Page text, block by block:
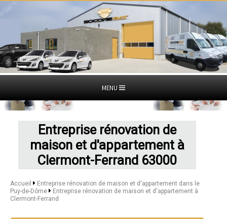
MENU
Entreprise rénovation de
maison et d'appartement à
Clermont-Ferrand 63000
Accueil
Entreprise rénovation de maison et d'appartement dans le
Puy-de-Dôme
Entreprise rénovation de maison et d'appartement à
Clermont-Ferrand